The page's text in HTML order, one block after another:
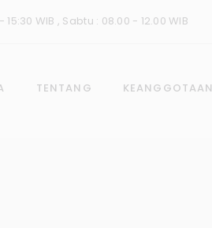
WIB , Sabtu : 08.00 - 12.00 WIB
TENTANG KEANGGOTAAN